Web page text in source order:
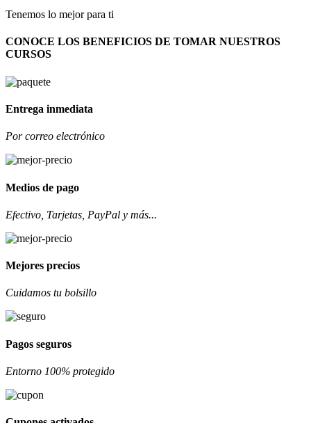
Tenemos lo mejor para ti
CONOCE LOS BENEFICIOS DE TOMAR NUESTROS
CURSOS
Entrega inmediata
Por correo electrónico
Medios de pago
Efectivo, Tarjetas, PayPal y más...
Mejores precios
Cuidamos tu bolsillo
Pagos seguros
Entorno 100% protegido